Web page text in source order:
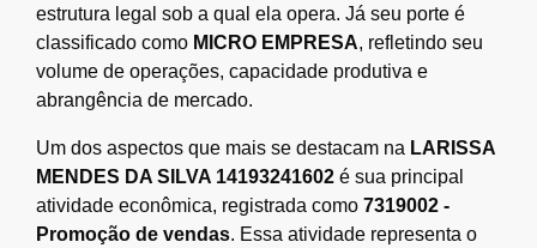
estrutura legal sob a qual ela opera. Já seu porte é
classificado como MICRO EMPRESA, refletindo seu
volume de operações, capacidade produtiva e
abrangência de mercado.
Um dos aspectos que mais se destacam na LARISSA
MENDES DA SILVA 14193241602 é sua principal
atividade econômica, registrada como 7319002 -
Promoção de vendas. Essa atividade representa o